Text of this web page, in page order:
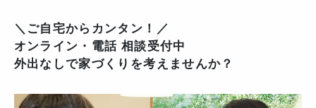
＼ご自宅からカンタン！／
オンライン・電話 相談受付中
外出なしで家づくりを考えませんか？